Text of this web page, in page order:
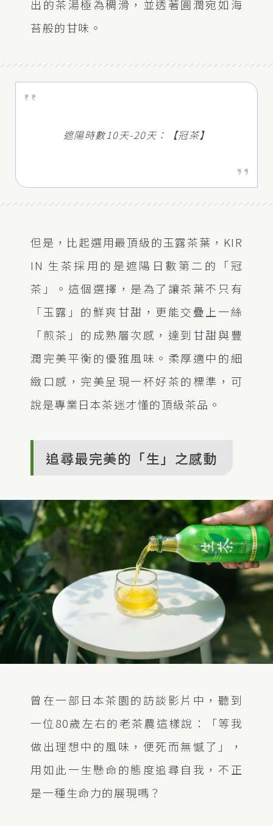
出的茶湯極為稠滑，並透著圓潤宛如海
苔般的甘味。
遮陽時數10天-20天：【冠茶】
但是，比起選用最頂級的玉露茶葉，KIR
IN 生茶採用的是遮陽日數第二的「冠
茶」。這個選擇，是為了讓茶葉不只有
「玉露」的鮮爽甘甜，更能交疊上一絲
「煎茶」的成熟層次感，達到甘甜與豐
潤完美平衡的優雅風味。柔厚適中的細
緻口感，完美呈現一杯好茶的標準，可
說是專業日本茶迷才懂的頂級茶品。
追尋最完美的「生」之感動
曾在一部日本茶園的訪談影片中，聽到
一位80歲左右的老茶農這樣說：「等我
做出理想中的風味，便死而無憾了」，
用如此一生懸命的態度追尋自我，不正
是一種生命力的展現嗎？